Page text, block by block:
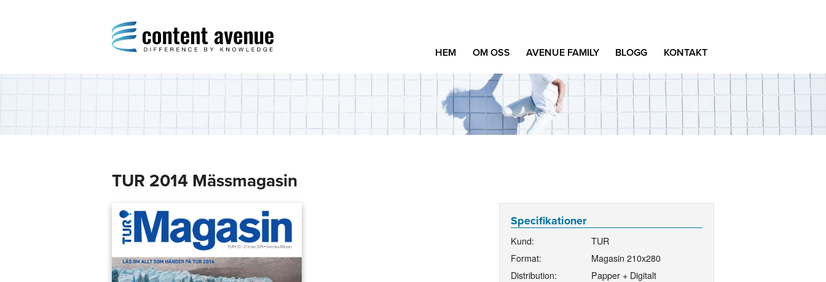
Difference by Knowledge
HEM OM OSS AVENUE FAMILY BLOGG KONTAKT
TUR 2014 Mässmagasin
Specifikationer
Kund:
TUR
Format:
Magasin 210x280
Distribution:
Papper + Digitalt